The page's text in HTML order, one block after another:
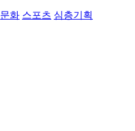
문화 스포츠 심층기획